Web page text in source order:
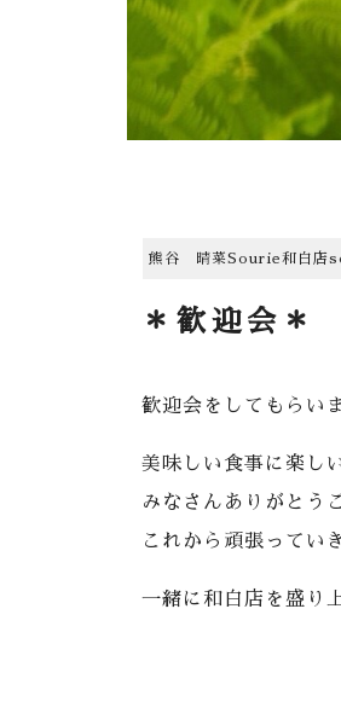
熊谷 晴菜Sourie和白店
＊歓迎会＊
歓迎会をしてもらい
美味しい食事に楽し
みなさんありがとう
これから頑張ってい
一緒に和白店を盛り